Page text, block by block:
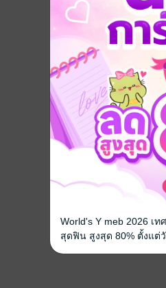
World's Y meb 2026 เ
สุดฟิน สูงสุด 80% ตั้งแต่